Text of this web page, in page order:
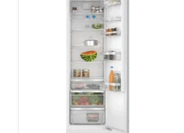
Relevanz
Name A bis Z
Name Z bis A
Preis aufsteigend
Preis absteigend
Am Lager lieferbar